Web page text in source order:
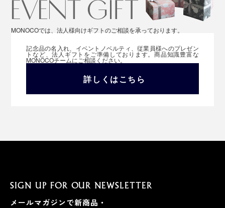
MONOCOでは、法人様向けギフトのご相談を承っております。
記念品の名入れ、イベントノベルティ、従業員様へのプレゼン
トなど、法人ギフトをご準備しております。商品知識豊富な
MONOCOチームにご相談ください。
詳しくはこちら
SIGN UP FOR OUR NEWSLETTER
メールマガジンで新商品・